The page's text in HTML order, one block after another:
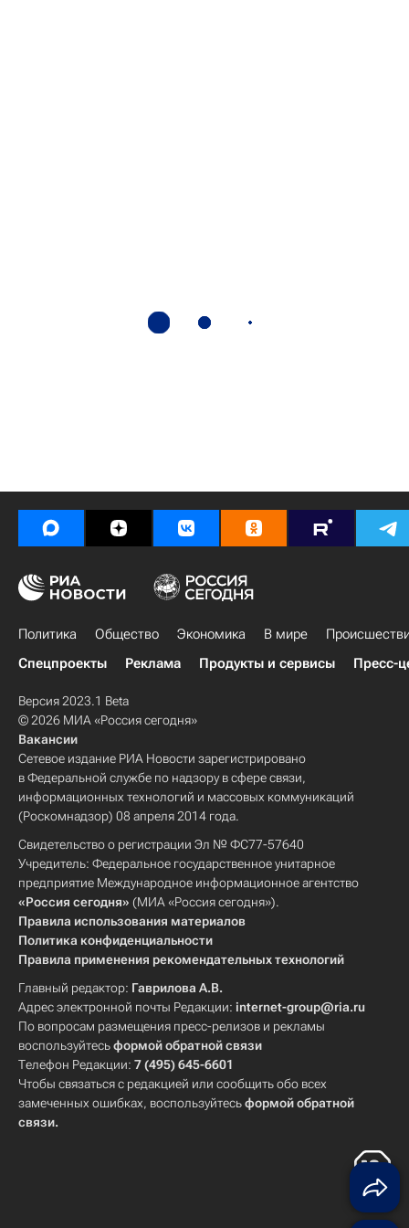
Политика Общество Экономика В мире
Спецпроекты
Реклама Продукты и сервисы Пресс-
Версия 2023.1 Beta
© 2026 МИА «Россия сегодня»
Вакансии
Сетевое издание РИА Новости зарегистрировано
в Федеральной службе по надзору в сфере связи,
информационных технологий и массовых коммуникаций
(Роскомнадзор) 08 апреля 2014 года.
Свидетельство о регистрации Эл № ФС77-57640
Учредитель: Федеральное государственное унитарное
предприятие Международное информационное агентство
«Россия сегодня» (МИА «Россия сегодня»).
Правила использования материалов
Политика конфиденциальности
Правила применения рекомендательных технологий
Главный редактор: Гаврилова А.В.
Адрес электронной почты Редакции: internet-group@ria.ru
По вопросам размещения пресс-релизов и рекламы
воспользуйтесьформой обратной связи
Телефон Редакции: 7 (495) 645-6601
Чтобы связаться с редакцией или сообщить обо всех
замеченных ошибках, воспользуйтесьформой обратной
связи.